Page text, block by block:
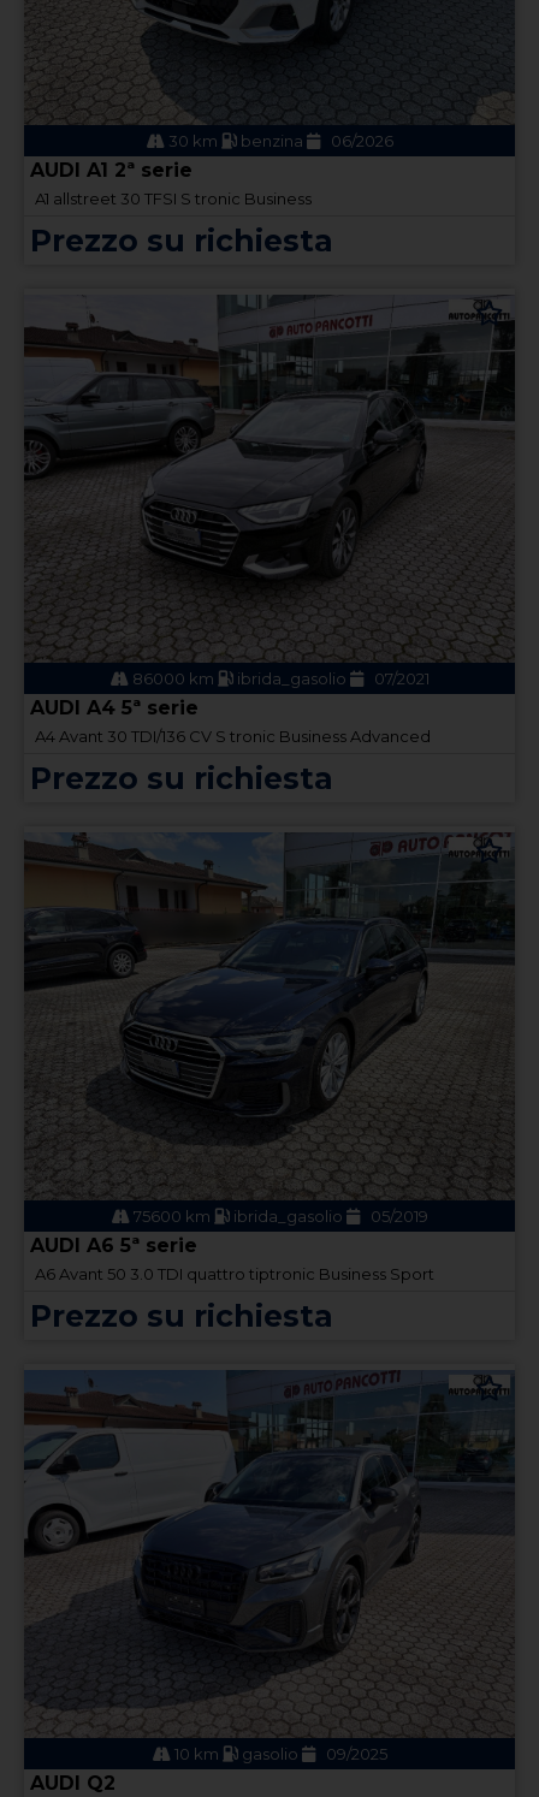
30 km benzina 06/2026
AUDI A1 2ª serie
A1 allstreet 30 TFSI S tronic Business
Prezzo su richiesta
86000 km ibrida_gasolio 07/2021
AUDI A4 5ª serie
A4 Avant 30 TDI/136 CV S tronic Business Advanced
Prezzo su richiesta
75600 km ibrida_gasolio 05/2019
AUDI A6 5ª serie
A6 Avant 50 3.0 TDI quattro tiptronic Business Sport
Prezzo su richiesta
10 km gasolio 09/2025
AUDI Q2